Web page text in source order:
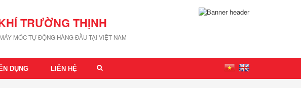
TRƯỜNG THỊNH
MÓC TỰ ĐỘNG HÀNG ĐẦU TẠI VIỆT NAM
DỤNG LIÊN HỆ